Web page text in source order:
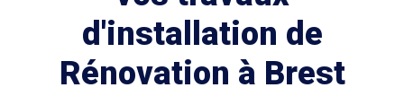
d'installation de
Rénovation à Brest